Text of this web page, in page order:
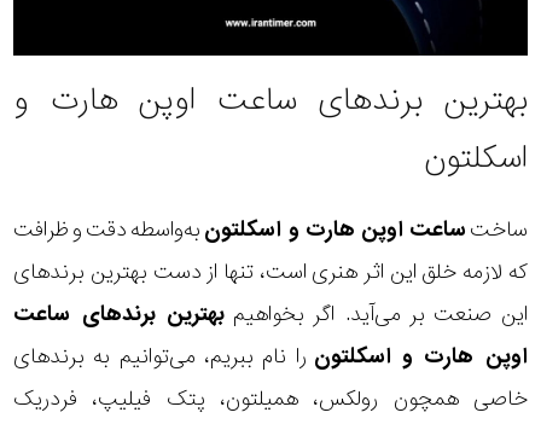
بهترین برندهای ساعت اوپن هارت و
اسکلتون
ساختساعت اوپن هارت و اسکلتونبه‌واسطه دقت و ظرافت
که لازمه خلق این اثر هنری است، تنها از دست بهترین برندهای
این صنعت بر می‌آید. اگر بخواهیمبهترین برندهای ساعت
اوپن هارت و اسکلتون را نام ببریم، می‌توانیم به برندهای
خاصی همچون رولکس، همیلتون، پتک فیلیپ، فردریک